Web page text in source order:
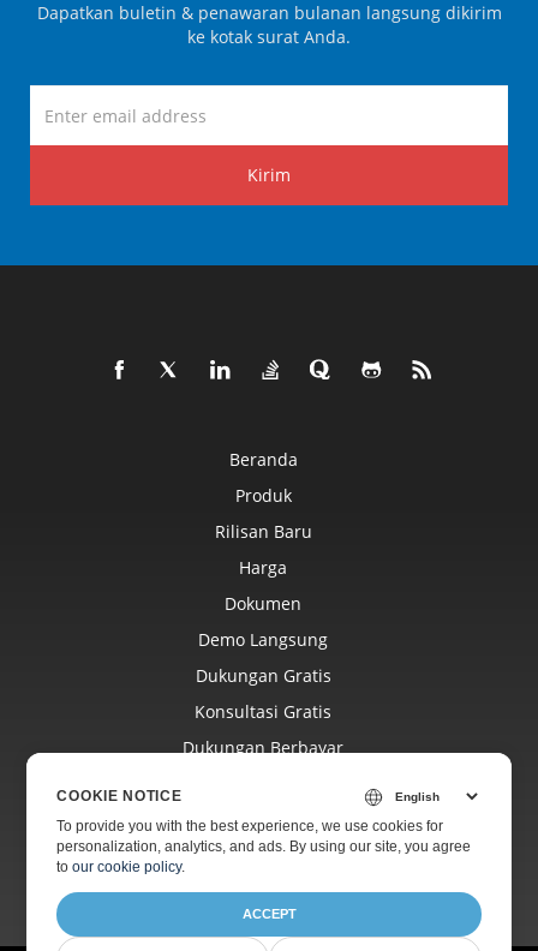
Dapatkan buletin & penawaran bulanan langsung dikirim
ke kotak surat Anda.
Kirim
Beranda
Produk
Rilisan Baru
Harga
Dokumen
Demo Langsung
Dukungan Gratis
Konsultasi Gratis
Dukungan Berbayar
Situs Web
Tentang
COOKIE NOTICE
To provide you with the best experience, we use cookies for
personalization, analytics, and ads. By using our site, you agree
toour cookie policy.
ACCEPT